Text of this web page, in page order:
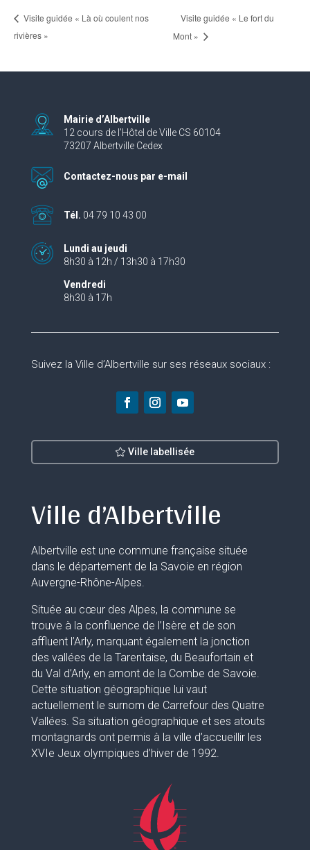
Visite guidée « Là où coulent nos
rivières »
Visite guidée « Le fort du
Mont »
Mairie d’Albertville
12 cours de l’Hôtel de Ville CS 60104
73207 Albertville Cedex
Contactez-nous par e-mail
Tél. 04 79 10 43 00
Lundi au jeudi
8h30 à 12h / 13h30 à 17h30
Vendredi
8h30 à 17h
Suivez la Ville d’Albertville sur ses réseaux sociaux :
Ville labellisée
Ville d’Albertville
Albertville est une commune française située
dans le département de la Savoie en région
Auvergne-Rhône-Alpes.
Située au cœur des Alpes, la commune se
trouve à la confluence de l’Isère et de son
affluent l’Arly, marquant également la jonction
des vallées de la Tarentaise, du Beaufortain et
du Val d’Arly, en amont de la Combe de Savoie.
Cette situation géographique lui vaut
actuellement le surnom de Carrefour des Quatre
Vallées. Sa situation géographique et ses atouts
montagnards ont permis à la ville d’accueillir les
XVIe Jeux olympiques d’hiver de 1992.